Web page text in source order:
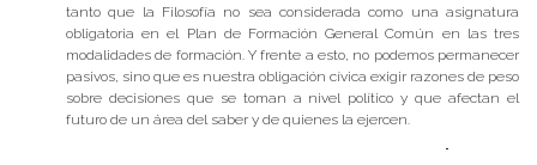
tanto que la Filosofía no sea considerada como una asignatura
obligatoria en el Plan de Formación General Común en las tres
modalidades de formación. Y frente a esto, no podemos permanecer
pasivos, sino que es nuestra obligación cívica exigir razones de peso
sobre decisiones que se toman a nivel político y que afectan el
futuro de un área del saber y de quienes la ejercen.
Firmantes